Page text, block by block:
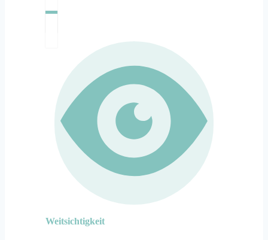
Weitsichtigkeit